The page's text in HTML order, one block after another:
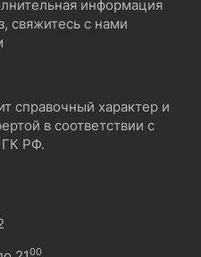
информация
свяжитесь с нами
справочный характер и
в соответствии с
РФ.
00